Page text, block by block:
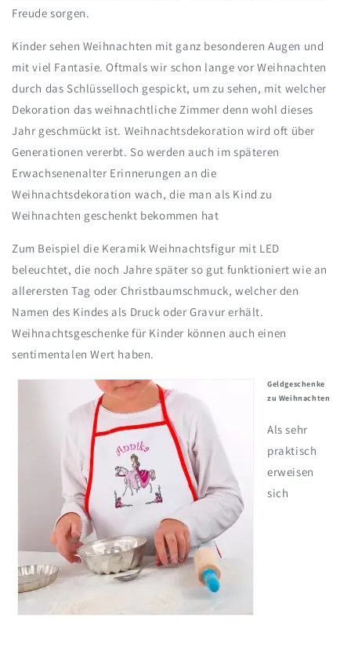
Freude sorgen.
Kinder sehen Weihnachten mit ganz besonderen Augen und
mit viel Fantasie. Oftmals wir schon lange vor Weihnachten
durch das Schlüsselloch gespickt, um zu sehen, mit welcher
Dekoration das weihnachtliche Zimmer denn wohl dieses
Jahr geschmückt ist. Weihnachtsdekoration wird oft über
Generationen vererbt. So werden auch im späteren
Erwachsenenalter Erinnerungen an die
Weihnachtsdekoration wach, die man als Kind zu
Weihnachten geschenkt bekommen hat
Zum Beispiel die Keramik Weihnachtsfigur mit LED
beleuchtet, die noch Jahre später so gut funktioniert wie an
allerersten Tag oder Christbaumschmuck, welcher den
Namen des Kindes als Druck oder Gravur erhält.
Weihnachtsgeschenke für Kinder können auch einen
sentimentalen Wert haben.
Geldgeschenke
zu Weihnachten
Als sehr
praktisch
erweisen
sich